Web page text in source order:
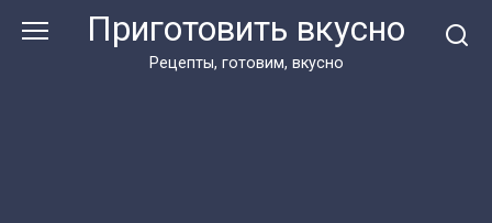
Приготовить вкусно
Рецепты, готовим, вкусно